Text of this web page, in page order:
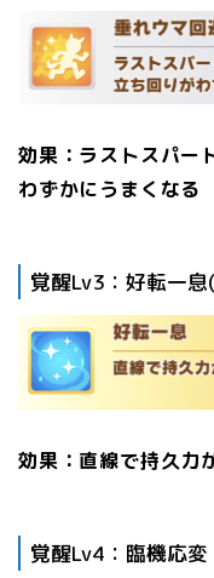
効果：ラストスパー
わずかにうまくなる
覚醒Lv3：好転一
効果：直線で持久力
覚醒Lv4：臨機応変